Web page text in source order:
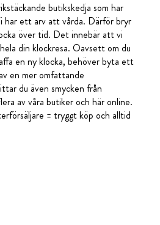
butikskedja som har
har ett arv att vårda. Därför bryr
över tid. Det innebär att vi
din klockresa. Oavsett om du
en ny klocka, behöver byta ett
en mer omfattande
du även smycken från
av våra butiker och här online.
= tryggt köp och alltid